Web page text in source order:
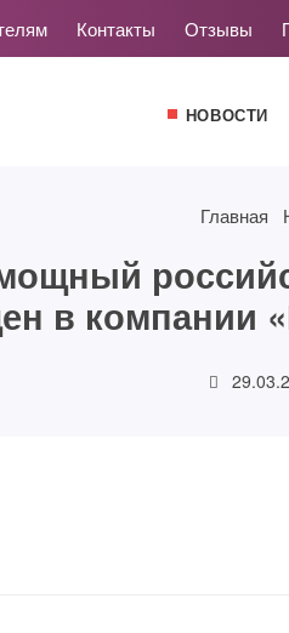
Контакты Отзывы
НОВОСТИ
Главная
в компании